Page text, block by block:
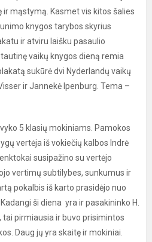
mąstymą. Kasmet vis kitos šalies
knygos tarybos skyrius
ir atviru laišku pasaulio
vaikų knygos dieną remia
sukūrė dvi Nyderlandų vaikų
ir Jannekė Ipenburg. Tema –
5 klasių mokiniams. Pamokos
vertėja iš vokiečių kalbos Indrė
susipažino su vertėjo
vertimų subtilybes, sunkumus ir
pokalbis iš karto prasidėjo nuo
ši diena yra ir pasakininko H.
tai pirmiausia ir buvo prisimintos
Daug jų yra skaitę ir mokiniai.